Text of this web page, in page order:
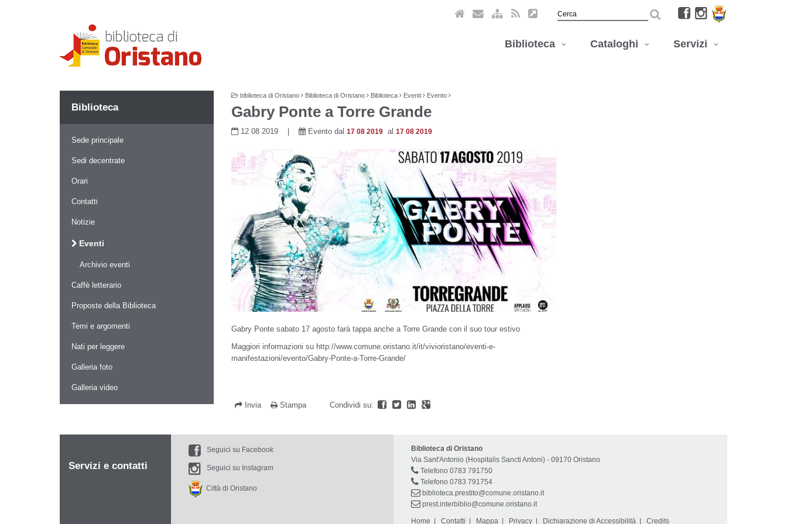
Biblioteca Cataloghi Servizi
Biblioteca
Sede principale
Sedi decentrate
Orari
Contatti
Notizie
Eventi
Archivio eventi
Caffè letterario
Proposte della Biblioteca
Temi e argomenti
Nati per leggere
Galleria foto
Galleria video
biblioteca di Oristano Biblioteca di Oristano Biblioteca Eventi Evento
Gabry Ponte a Torre Grande
12 08 2019 | Evento dal 17 08 2019al 17 08 2019
Gabry Ponte sabato 17 agosto farà tappa anche a Torre Grande con il suo tour estivo
Maggiori informazioni su http://www.comune.oristano.it/it/vivioristano/eventi-e-
manifestazioni/evento/Gabry-Ponte-a-Torre-Grande/
Invia Stampa Condividi su:
Servizi e contatti
Seguici su Facebook
Seguici su Instagram
Città di Oristano
Biblioteca di Oristano
Via Sant'Antonio (Hospitalis Sancti Antoni) - 09170 Oristano
Telefono 0783 791750
Telefono 0783 791754
biblioteca.prestito@comune.oristano.it
prest.interbiblio@comune.oristano.it
Home | Contatti | Mappa | Privacy | Dichiarazione di Accessibilità | Credits